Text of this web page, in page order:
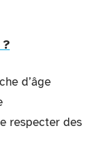
?
d’âge
respecter des